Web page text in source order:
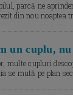
parcă ne
din nou noaptea
un cuplu,
multe cupluri
se mută pe plan